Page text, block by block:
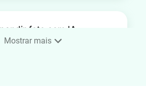
foto com IA
Mostrar mais